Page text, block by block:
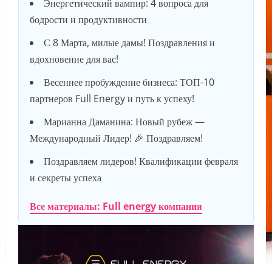
Энергетический вампир: 4 вопроса для
бодрости и продуктивности
С 8 Марта, милые дамы! Поздравления и
вдохновение для вас!
Весеннее пробуждение бизнеса: ТОП-10
партнеров Full Energy и путь к успеху!
Марианна Даманина: Новый рубеж —
Международный Лидер! 🎉 Поздравляем!
Поздравляем лидеров! Квалификации февраля
и секреты успеха
Все материалы: Full energy компания